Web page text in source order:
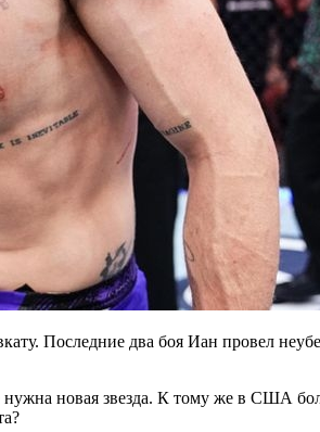
Последние два боя Иан провел
новая звезда. К тому же в США